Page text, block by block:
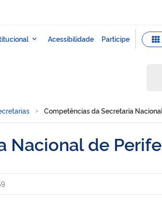
Competências da Secretaria
Nacional de